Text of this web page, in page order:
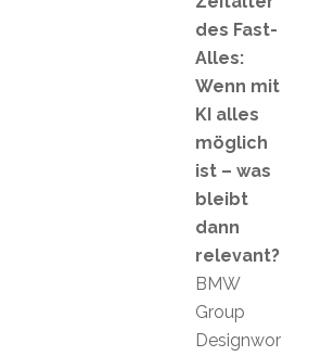
des Fast-
Alles:
Wenn mit
KI alles
möglich
ist – was
bleibt
dann
relevant?
BMW
Group
Designwor